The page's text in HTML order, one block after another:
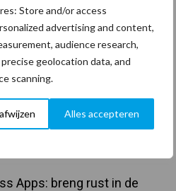
Store and/or access
advertising and content,
audience research,
geolocation data, and
scanning.
Alles accepteren
de Ridder Cleaners:
zit in m’n bloed,
is mijn toekomst”
Sports Centre maakt
voor het leven
Apps: breng rust in de